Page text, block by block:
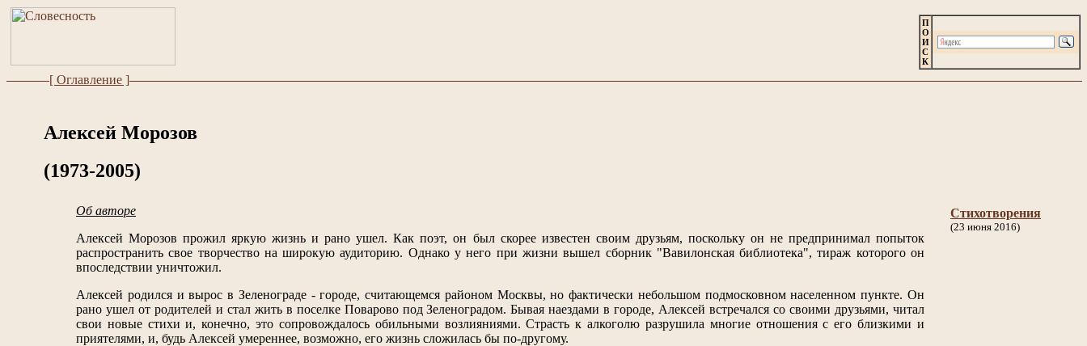
П
О
И
С
К
[ Оглавление ]
Алексей Морозов
(1973-2005)
Об авторе
Алексей Морозов прожил яркую жизнь и рано ушел. Как поэт, он был скорее известен своим друзьям, поскольку он не предпринимал попыток
распространить свое творчество на широкую аудиторию. Однако у него при жизни вышел сборник "Вавилонская библиотека", тираж которого он
впоследствии уничтожил.
Алексей родился и вырос в Зеленограде - городе, считающемся районом Москвы, но фактически небольшом подмосковном населенном пункте. Он
рано ушел от родителей и стал жить в поселке Поварово под Зеленоградом. Бывая наездами в городе, Алексей встречался со своими друзьями, читал
свои новые стихи и, конечно, это сопровождалось обильными возлияниями. Страсть к алкоголю разрушила многие отношения с его близкими и
приятелями, и, будь Алексей умереннее, возможно, его жизнь сложилась бы по-другому.
Стихотворения
(23 июня 2016)